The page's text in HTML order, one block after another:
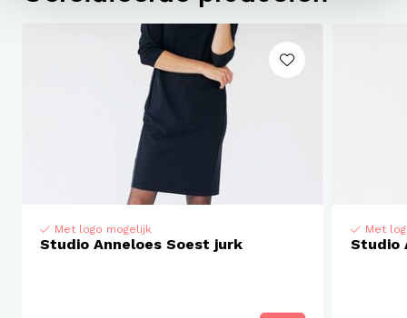
Details
Materiaal: Travelstof, 72% Polyamide, 28% Elastaan
Wasbaar op 40 graden
Met logo mogelijk
Studio Anneloes Soest jurk
Met
Studio